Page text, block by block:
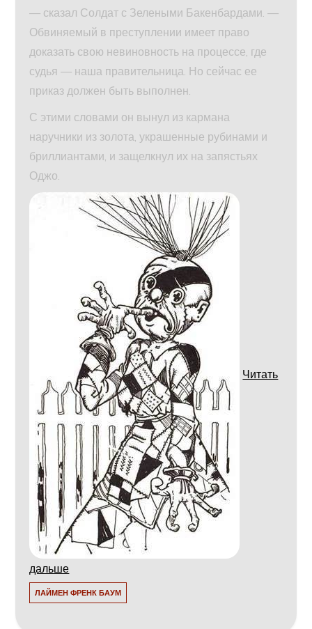
— сказал Солдат с Зелеными Бакенбардами. —
Обвиняемый в преступлении имеет право
доказать свою невиновность на процессе, где
судья — наша правительница. Но сейчас ее
приказ должен быть выполнен.
С этими словами он вынул из кармана
наручники из золота, украшенные рубинами и
бриллиантами, и защелкнул их на запястьях
Оджо.
Читать
дальше
ЛАЙМЕН ФРЕНК БАУМ